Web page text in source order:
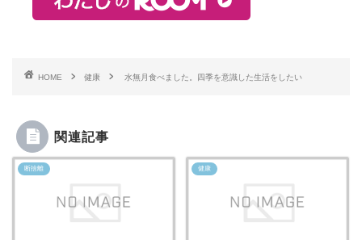
HOME 健康 水無月食べました。四季を意識した生活をしたい
関連記事
断捨離 健康